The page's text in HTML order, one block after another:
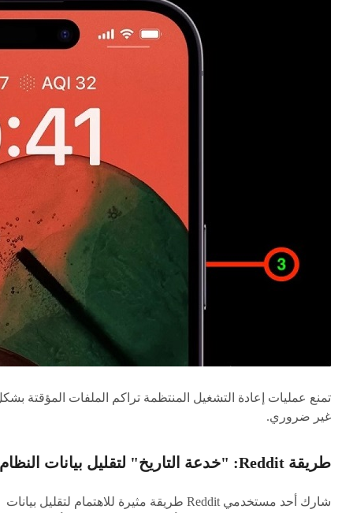
تمنع عمليات إعادة التشغيل المنتظمة تراكم الملفات المؤقتة
غير ضروري.
طريقة Reddit: "خدعة التاريخ" لتقليل بيانات النظام
شارك أحد مستخدمي Reddit طريقة مثيرة للاهتمام لتقليل بيانات